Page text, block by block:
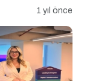
1 yıl önce